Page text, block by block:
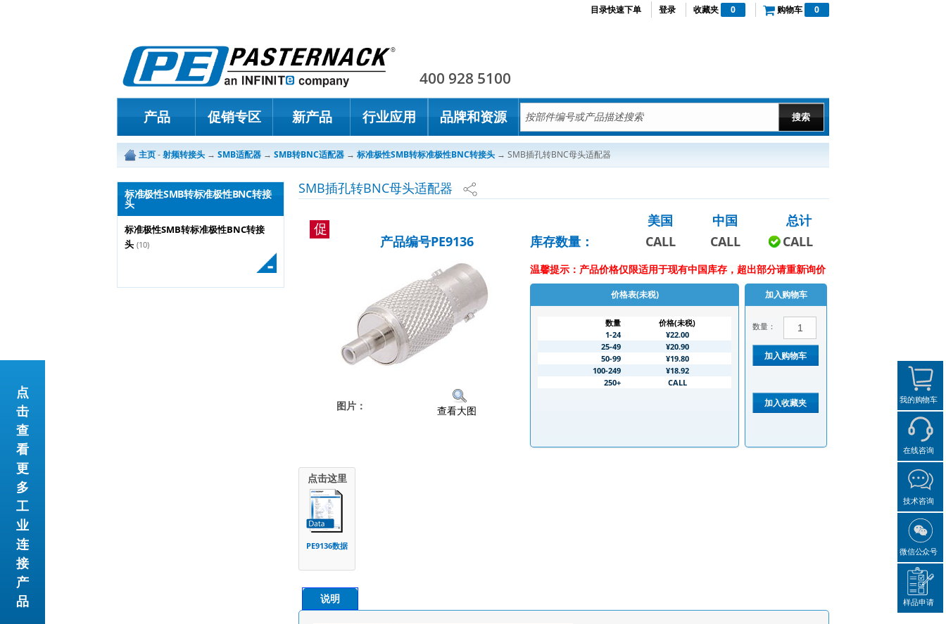
目录快速下单 登录 收藏夹 0 购物车 0
400 928 5100
产品 促销专区 新产品 行业应用 品牌和资源
主页-射频转接头 → SMB适配器 → SMB转BNC适配器 → 标准极性SMB转标准极性BNC转接头 → SMB插孔转BNC母头适配器
标准极性SMB转标准极性BNC转接
头
标准极性SMB转标准极性BNC转接
头 (10)
SMB插孔转BNC母头适配器
促
产品编号PE9136
图片： 查看大图
点击这里
PE9136数据
美国 中国
总计
库存数量：
CALL CALL CALL
温馨提示：产品价格仅限适用于现有中国库存，超出部分请重新询价
价格表(未税)
数量
价格(未税)
1-24
¥22.00
25-49
¥20.90
50-99
¥19.80
100-249
¥18.92
250+
CALL
加入购物车
数量：
说明
点
击
查
看
更
多
工
业
连
接
产
品
我的购物车
在线咨询
技术咨询
微信公众号
样品申请